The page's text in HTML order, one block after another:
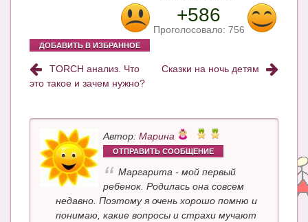
Блог Администратора
О проекте
Сотрудничество. Авторам
+586
Проголосовало: 756
ДОБАВИТЬ В ИЗБРАННОЕ
TORCH анализ. Что
это такое и зачем нужно?
Сказки на ночь детям
Автор: Марина
ОТПРАВИТЬ СООБЩЕНИЕ
Маргарита - мой первый
ребенок. Родилась она совсем
недавно. Поэтому я очень хорошо помню и
понимаю, какие вопросы и страхи мучают